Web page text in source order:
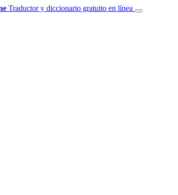
Traductor y diccionario gratuito en línea